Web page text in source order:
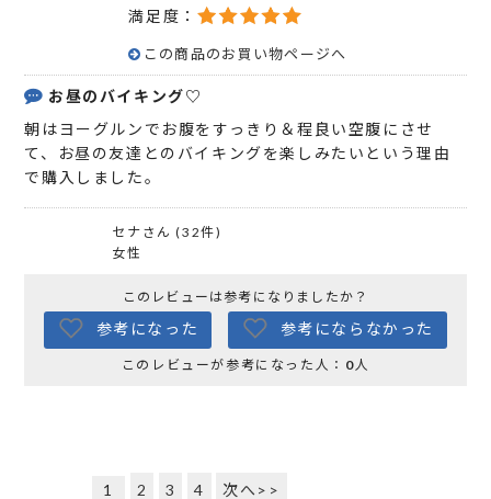
満足度：
この商品のお買い物ページへ
お昼のバイキング♡
朝はヨーグルンでお腹をすっきり＆程良い空腹にさせ
て、お昼の友達とのバイキングを楽しみたいという理由
で購入しました。
セナさん (32件)
女性
このレビューは参考になりましたか？
参考になった
参考にならなかった
このレビューが参考になった人： 0 人
1 2 3 4 次へ>>